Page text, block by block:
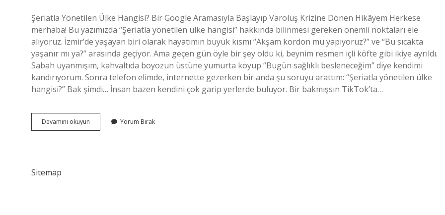
Şeriatla Yönetilen Ülke Hangisi? Bir Google Aramasıyla Başlayıp Varoluş Krizine Dönen Hikâyem Herkese
merhaba! Bu yazımızda “Şeriatla yönetilen ülke hangisi” hakkında bilinmesi gereken önemli noktaları ele
alıyoruz. İzmir’de yaşayan biri olarak hayatımın büyük kısmı “Akşam kordon mu yapıyoruz?” ve “Bu sıcakta
yaşanır mı ya?” arasında geçiyor. Ama geçen gün öyle bir şey oldu ki, beynim resmen içli köfte gibi ikiye ayrıldı.
Sabah uyanmışım, kahvaltıda boyozun üstüne yumurta koyup “Bugün sağlıklı besleneceğim” diye kendimi
kandırıyorum. Sonra telefon elimde, internette gezerken bir anda şu soruyu arattım: “Şeriatla yönetilen ülke
hangisi?” Bak şimdi… İnsan bazen kendini çok garip yerlerde buluyor. Bir bakmışsın TikTok’ta…
Devamını okuyun
yönetilen
Yorum Bırak
Sitemap